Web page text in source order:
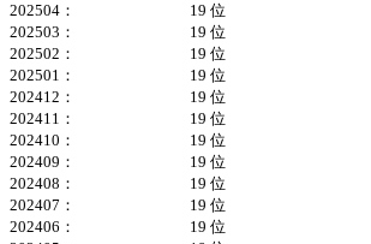
202504：
19 位
202503：
19 位
202502：
19 位
202501：
19 位
202412：
19 位
202411：
19 位
202410：
19 位
202409：
19 位
202408：
19 位
202407：
19 位
202406：
19 位